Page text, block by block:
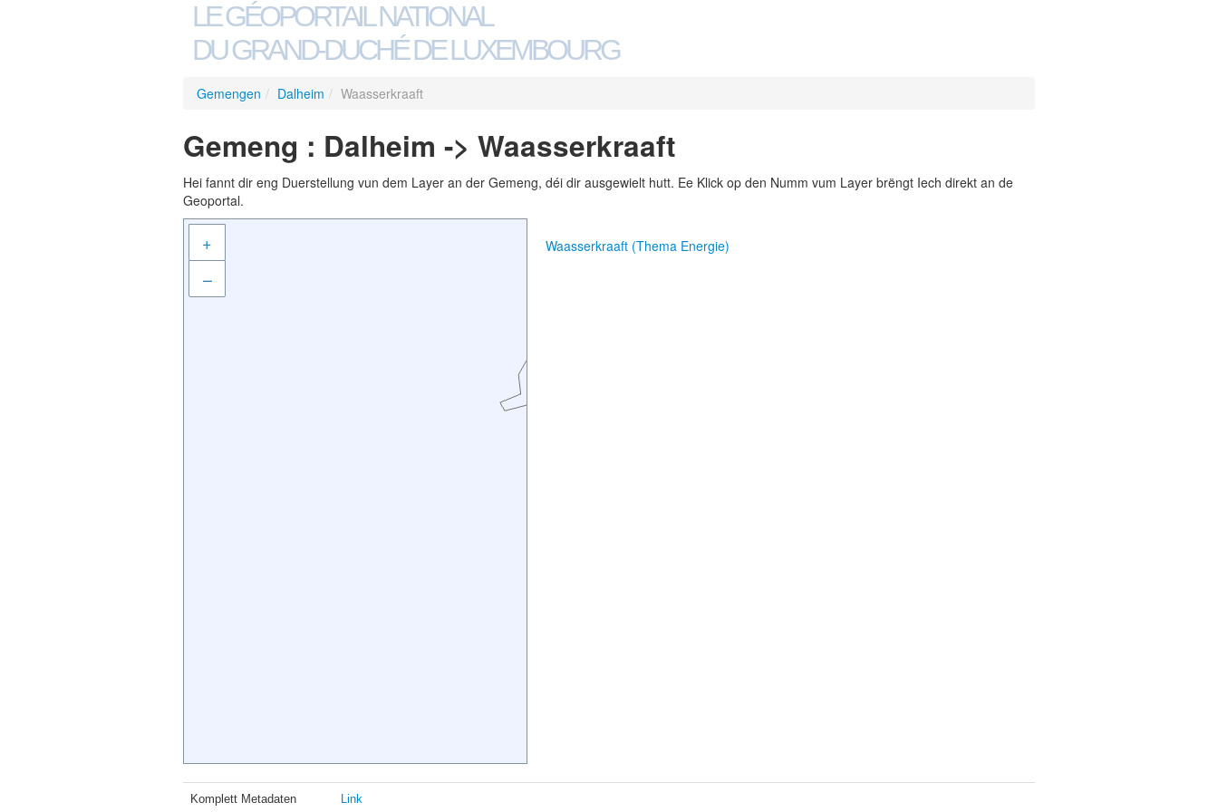
LE GÉOPORTAIL NATIONAL
DU GRAND-DUCHÉ DE LUXEMBOURG
Gemengen / Dalheim / Waasserkraaft
Gemeng : Dalheim -> Waasserkraaft
Hei fannt dir eng Duerstellung vun dem Layer an der Gemeng, déi dir ausgewielt hutt. Ee Klick op den Numm vum Layer brëngt Iech direkt an de
Geoportal.
+
–
Waasserkraaft (Thema Energie)
Komplett Metadaten Link